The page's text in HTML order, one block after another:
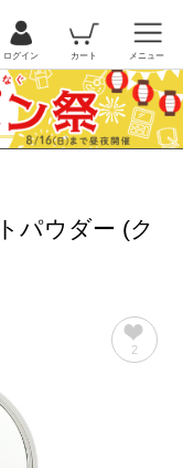
ログイン カート メニュー
パウダー (ク
2